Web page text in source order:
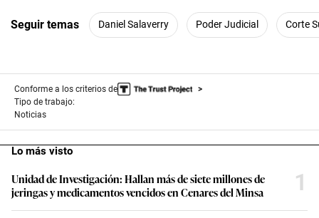
Seguir temas Daniel Salaverry Poder Judicial Corte
Conforme a los criterios de
Tipo de trabajo:
Noticias
Lo más visto
Unidad de Investigación: Hallan más de siete millones de
jeringas y medicamentos vencidos en Cenares del Minsa
1